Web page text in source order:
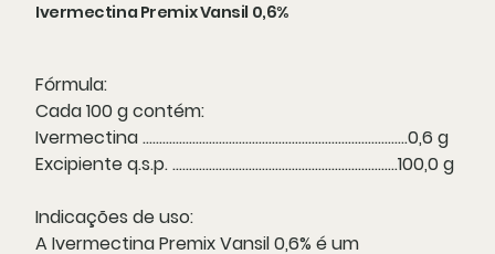
Ivermectina Premix Vansil 0,6%
Fórmula:
Cada 100 g contém:
Ivermectina ................................................................................0,6 g
Excipiente q.s.p. ....................................................................100,0 g
Indicações de uso:
A Ivermectina Premix Vansil 0,6% é um